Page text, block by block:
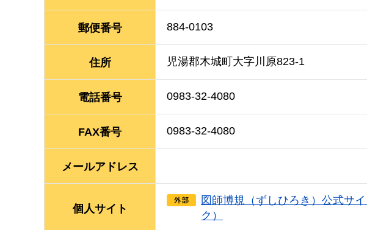
郵便番号 884-0103
住所 児湯郡木城町大字川原823-1
電話番号 0983-32-4080
FAX番号 0983-32-4080
メールアドレス
個人サイト
図師博規（ずしひろき）公式サ
ク）